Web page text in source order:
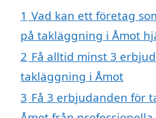
1 Vad kan ett företag
på takläggning i Åmot
2 Få alltid minst 3
takläggning i Åmot
3 Få 3 erbjudanden för